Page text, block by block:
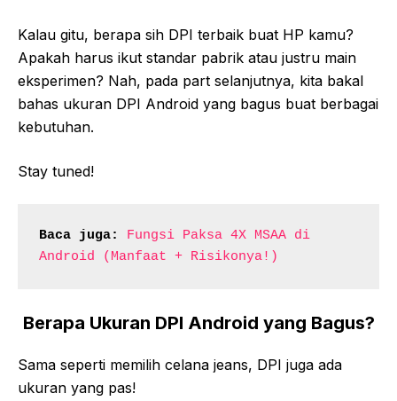
Kalau gitu, berapa sih DPI terbaik buat HP kamu?
Apakah harus ikut standar pabrik atau justru main
eksperimen? Nah, pada part selanjutnya, kita bakal
bahas ukuran DPI Android yang bagus buat berbagai
kebutuhan.
Stay tuned!
Baca juga:
Fungsi Paksa 4X MSAA di
Android (Manfaat + Risikonya!)
Berapa Ukuran DPI Android yang Bagus?
Sama seperti memilih celana jeans, DPI juga ada
ukuran yang pas!